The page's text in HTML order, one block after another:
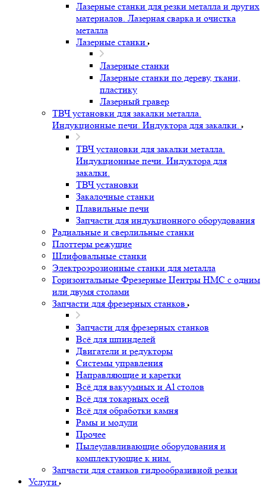
Лазерные станки для резки металла и других
материалов. Лазерная сварка и очистка
металла
Лазерные станки
Лазерные станки
Лазерные станки по дереву, ткани,
пластику
Лазерный гравер
ТВЧ установки для закалки металла.
Индукционные печи. Индуктора для закалки.
ТВЧ установки для закалки металла.
Индукционные печи. Индуктора для
закалки.
ТВЧ установки
Закалочные станки
Плавильные печи
Запчасти для индукционного оборудования
Радиальные и сверлильные станки
Плоттеры режущие
Шлифовальные станки
Электроэрозионные станки для металла
Горизонтальные Фрезерные Центры HMC с одним
или двумя столами
Запчасти для фрезерных станков
Запчасти для фрезерных станков
Всё для шпинделей
Двигатели и редукторы
Системы управления
Направляющие и каретки
Всё для вакуумных и Al столов
Всё для токарных осей
Всё для обработки камня
Рамы и модули
Прочее
Пылеулавливающие оборудования и
комплектующие к ним.
Запчасти для станков гидрообразивной резки
Услуги